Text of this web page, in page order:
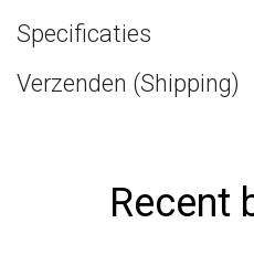
Specificaties
Verzenden (Shipping)
Recent